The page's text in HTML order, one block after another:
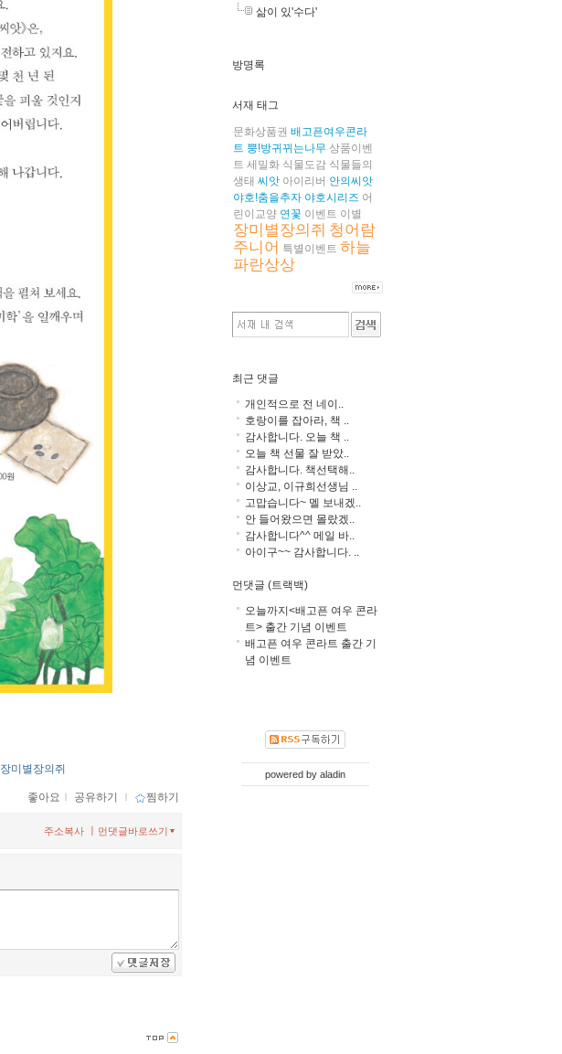
장미별장의쥐
좋아요 ｌ 공유하기 ｌ 찜하기
먼댓글바로쓰기
주소복사
삶이 있'수다'
방명록
서재 태그
문화상품권 배고픈여우콘라
트 뿡!방귀뀌는나무 상품이벤
트 세밀화 식물도감 식물들의
생태 씨앗 아이리버 안의씨앗
야호!춤을추자 야호시리즈 어
린이교양 연꽃 이벤트 이별
장미별장의쥐 청어람
주니어 특별이벤트 하늘
파란상상
최근 댓글
개인적으로 전 네이..
호랑이를 잡아라, 책 ..
감사합니다. 오늘 책 ..
오늘 책 선물 잘 받았..
감사합니다. 책선택해..
이상교, 이규희선생님 ..
고맙습니다~ 멜 보내겠..
안 들어왔으면 몰랐겠..
감사합니다^^ 메일 바..
아이구~~ 감사합니다. ..
먼댓글 (트랙백)
오늘까지<배고픈 여우 콘라
트> 출간 기념 이벤트
배고픈 여우 콘라트 출간 기
념 이벤트
powered by aladin